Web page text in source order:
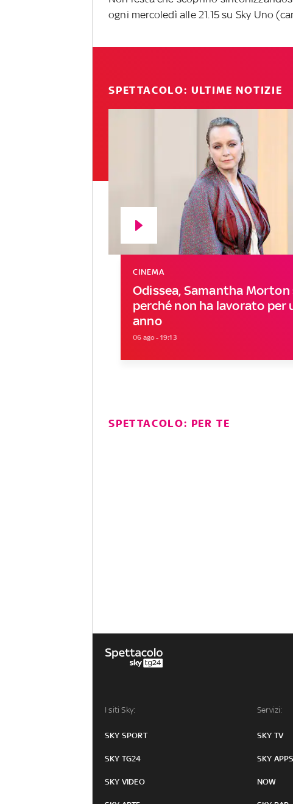
ogni mercoledì alle 21.15 su Sky Uno
SPETTACOLO: ULTIME NOTIZIE
Odissea, Samantha Morton
perché non ha lavorato per
anno
CINEMA
06 ago - 19:13
SPETTACOLO: PER TE
I siti Sky:
SKY SPORT
SKY TG24
SKY VIDEO
Servizi:
SKY TV
SKY APPS
NOW